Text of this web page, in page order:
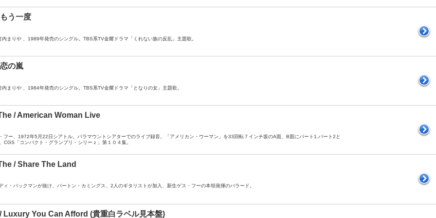
う一度
まりや 、1989年発売のシングル。TBS系TV金耀ドラマ「くれない族の反乱」主題歌。
の嵐
まりや 、1984年発売のシングル。TBS系TV金耀ドラマ「となりの女」主題歌。
/ American Woman Live
フー、1972年5月22日シアトル。パラマウントシアターでのライブ録音。「アメリカン・ウーマン」を33回転７インチ坂のA面、B面にパート1.パート2と
CGS「コンパクト・グランプリ・シリーｚ」第１０４集。
/ Share The Land
ィ・バックマンが抜け、バートン・カミングス、2人のギタリストが加入、新生ゲス・フーの本領発揮のバラード。
Luxury You Can Afford (貴重白ラベル見本盤)